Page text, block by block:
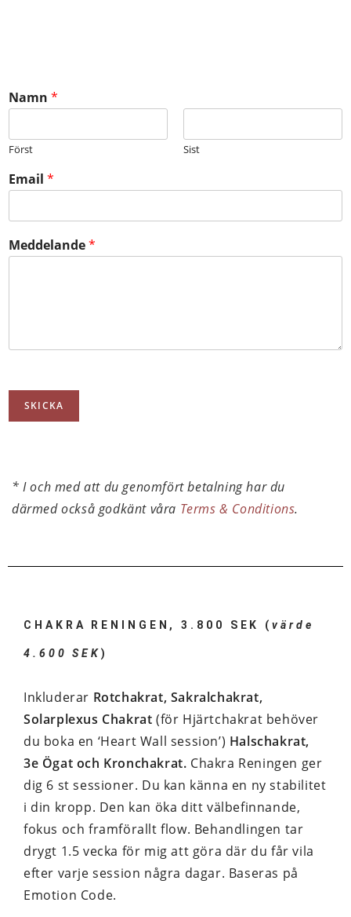
Namn *
Först Sist
Email *
Meddelande*
SKICKA
* I och med att du genomfört betalning har du
därmed också godkänt våra Terms & Conditions.
CHAKRA RENINGEN, 3.800 SEK (värde
4.600 SEK)
Inkluderar Rotchakrat, Sakralchakrat,
Solarplexus Chakrat (för Hjärtchakrat behöver
du boka en ‘Heart Wall session’) Halschakrat,
3e Ögat och Kronchakrat. Chakra Reningen ger
dig 6 st sessioner. Du kan känna en ny stabilitet
i din kropp. Den kan öka ditt välbefinnande,
fokus och framförallt flow. Behandlingen tar
drygt 1.5 vecka för mig att göra där du får vila
efter varje session några dagar. Baseras på
Emotion Code.